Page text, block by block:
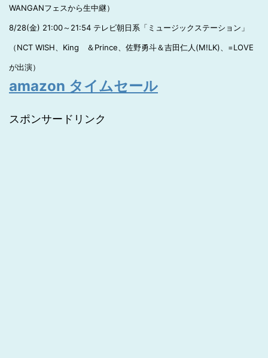
WANGANフェスから生中継）
8/28(金) 21:00～21:54 テレビ朝日系「ミュージックステーション」
（NCT WISH、King ＆Prince、佐野勇斗＆吉田仁人(M!LK)、=LOVE
が出演）
amazon タイムセール
スポンサードリンク